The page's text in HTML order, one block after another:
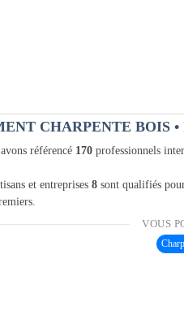
CHARPENTE BOIS
référencé 170 professionnels
et entreprises 8 sont qualifiés
VOUS